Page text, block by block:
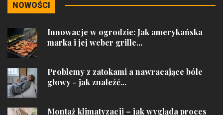
NOWOŚCI
Innowacje w ogrodzie: Jak amerykańska
marka i jej weber grille...
Problemy z zatokami a nawracające bóle
głowy - jak znaleźć...
Montaż klimatyzacji – jak wygląda proces